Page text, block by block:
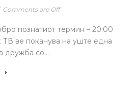
Comments are Off
познатиот термин – 20:00
ТВ ве поканува на уште една
дружба со...